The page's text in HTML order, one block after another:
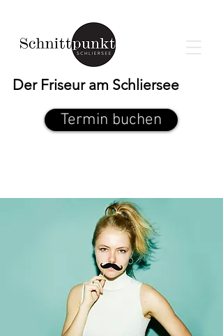
Der Friseur am Schliersee
Termin buchen